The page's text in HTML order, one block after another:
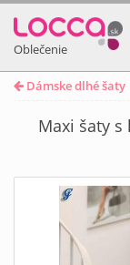
Oblečenie
Dámske dlhé šaty
Maxi šaty